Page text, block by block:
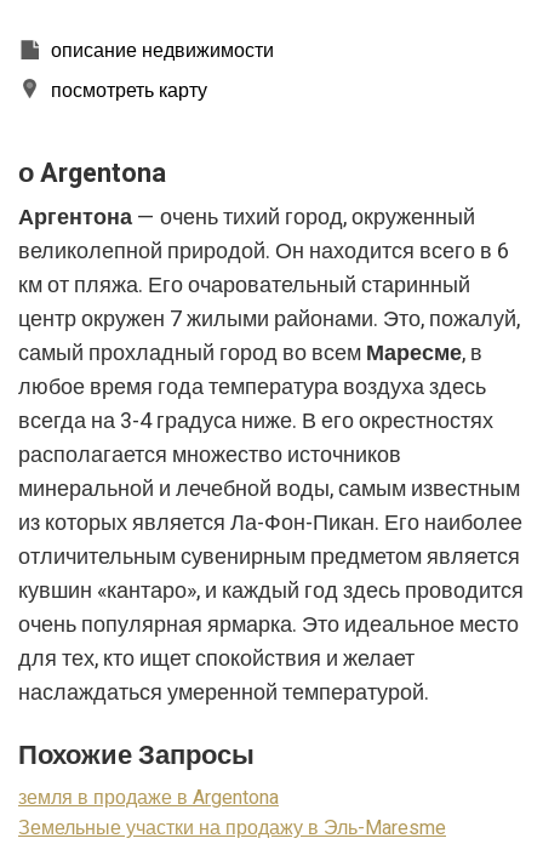
описание недвижимости
посмотреть карту
о Argentona
Аргентона— очень тихий город, окруженный
великолепной природой. Он находится всего в 6
км от пляжа. Его очаровательный старинный
центр окружен 7 жилыми районами. Это, пожалуй,
самый прохладный город во всемМаресме, в
любое время года температура воздуха здесь
всегда на 3-4 градуса ниже. В его окрестностях
располагается множество источников
минеральной и лечебной воды, самым известным
из которых является Ла-Фон-Пикан. Его наиболее
отличительным сувенирным предметом является
кувшин «кантаро», и каждый год здесь проводится
очень популярная ярмарка. Это идеальное место
для тех, кто ищет спокойствия и желает
наслаждаться умеренной температурой.
Похожие Запросы
земля в продаже в Argentona
Земельные участки на продажу в Эль-Maresme
Они позволяют отслеживать и анализировать
поведение пользователей этого веб-сайта.
Интернете для разработки профилей навигации
пользователей с целью внесения улучшений на основе
пользователями службы. Они позволяют нам сохранять
информацию о предпочтениях пользователя, чтобы
улучшить качество наших услуг и предложить лучший
опыт с помощью рекомендуемых продуктов.
Маркетинг и реклама
Эти файлы cookie используются для хранения
информации о предпочтениях и личном выборе
пользователя путем постоянного наблюдения за его
привычками просмотра. Благодаря им мы можем
узнать привычки просмотра на веб-сайте и отображать
рекламу, связанную с профилем просмотра
пользователя.